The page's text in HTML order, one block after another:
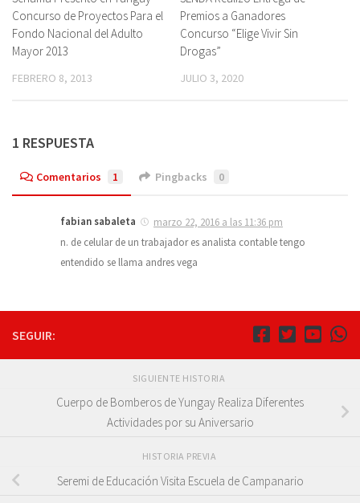
Concurso de Proyectos Para el
Fondo Nacional del Adulto
Mayor 2013
FEBRERO 8, 2013
Premios a Ganadores
Concurso “Elige Vivir Sin
Drogas”
JULIO 3, 2020
1 RESPUESTA
Comentarios 1 Pingbacks 0
fabian sabaleta
marzo 22, 2016 a las 11:36 pm
n. de celular de un trabajador es analista contable tengo
entendido se llama andres vega
SEGUIR:
SIGUIENTE HISTORIA
Cuerpo de Bomberos de Yungay Realiza Diferentes
Actividades por su Aniversario
HISTORIA PREVIA
Seremi de Educación Visita Escuela de Campanario